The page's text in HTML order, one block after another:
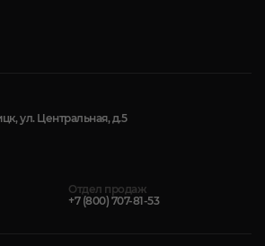
ул. Центральная, д.5
Отдел продаж
+7 (800) 707-81-53